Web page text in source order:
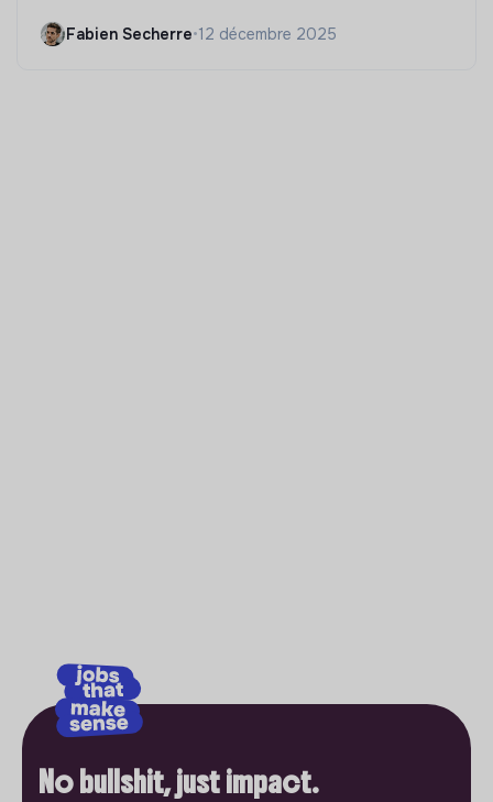
Fabien Secherre•12 décembre 2025
No bullshit, just impact.